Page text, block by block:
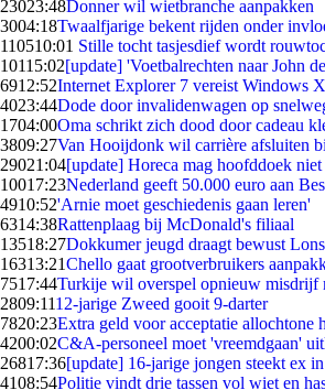
23023:48Donner wil wietbranche aanpakken
3004:18Twaalfjarige bekent rijden onder
110510:01 Stille tocht tasjesdief wordt
10115:02[update] 'Voetbalrechten naar John
6912:52Internet Explorer 7 vereist Windows
4023:44Dode door invalidenwagen op
1704:00Oma schrikt zich dood door cadeau
3809:27Van Hooijdonk wil carrière afsluiten
29021:04[update] Horeca mag hoofddoek
10017:23Nederland geeft 50.000 euro aan
4910:52'Arnie moet geschiedenis gaan leren'
6314:38Rattenplaag bij McDonald's filiaal
13518:27Dokkumer jeugd draagt bewust
16313:21Chello gaat grootverbruikers
7517:44Turkije wil overspel opnieuw misdrijf
2809:1112-jarige Zweed gooit 9-darter
7820:23Extra geld voor acceptatie allochtone
4200:02C&A-personeel moet 'vreemdgaan'
26817:36[update] 16-jarige jongen steekt ex
4108:54Politie vindt drie tassen vol wiet en